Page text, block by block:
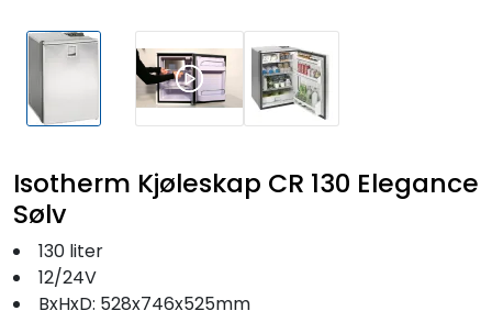
Isotherm Kjøleskap CR 130 Elegance
Sølv
130 liter
12/24V
BxHxD: 528x746x525mm
Outlet